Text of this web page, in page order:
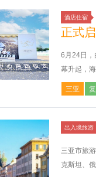
酒店住宿
正式
6月24日，
幕升起，
三亚
出入境旅游
三亚市旅
克斯坦、